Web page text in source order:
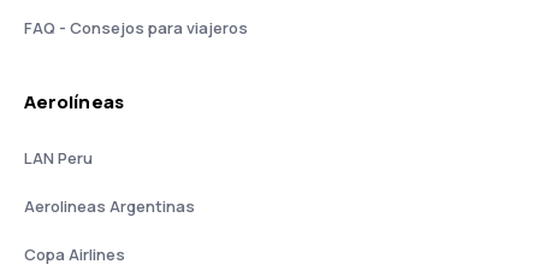
FAQ - Consejos para viajeros
Aerolíneas
LAN Peru
Aerolineas Argentinas
Copa Airlines